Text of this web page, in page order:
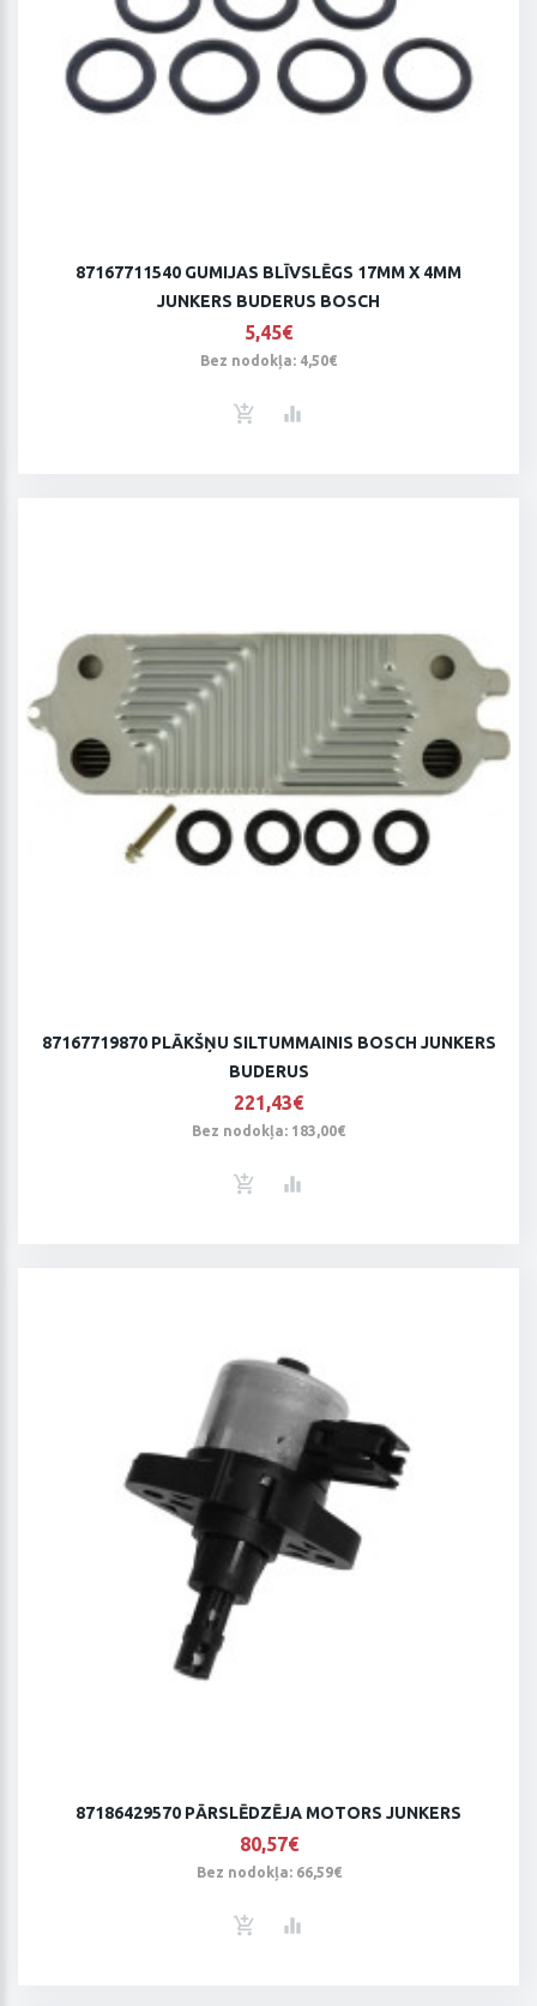
87167711540 GUMIJAS BLĪVSLĒGS 17MM X 4MM
JUNKERS BUDERUS BOSCH
5,45€
Bez nodokļa: 4,50€
87167719870 PLĀKŠŅU SILTUMMAINIS BOSCH JUNKERS
BUDERUS
221,43€
Bez nodokļa: 183,00€
87186429570 PĀRSLĒDZĒJA MOTORS JUNKERS
80,57€
Bez nodokļa: 66,59€